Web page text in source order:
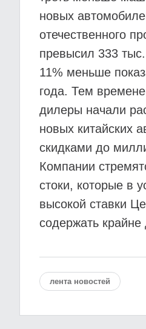
новых
отечественного
превысил 333
11% меньше
года. Тем
дилеры начали
новых китайских
скидками до
Компании
стоки, которые в
высокой ставки
содержать крайне
лента новостей